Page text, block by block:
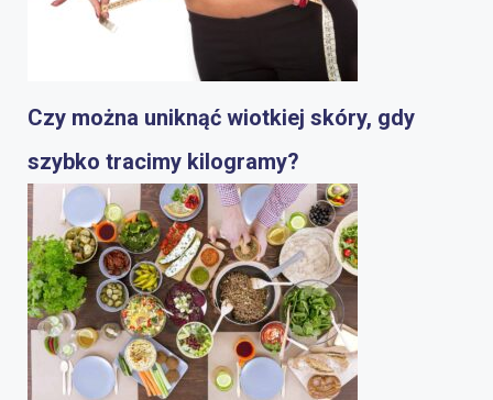
Czy można uniknąć wiotkiej skóry, gdy
szybko tracimy kilogramy?